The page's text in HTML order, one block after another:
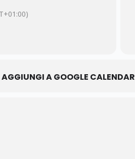
AGGIUNGI A GOOGLE CALENDAR